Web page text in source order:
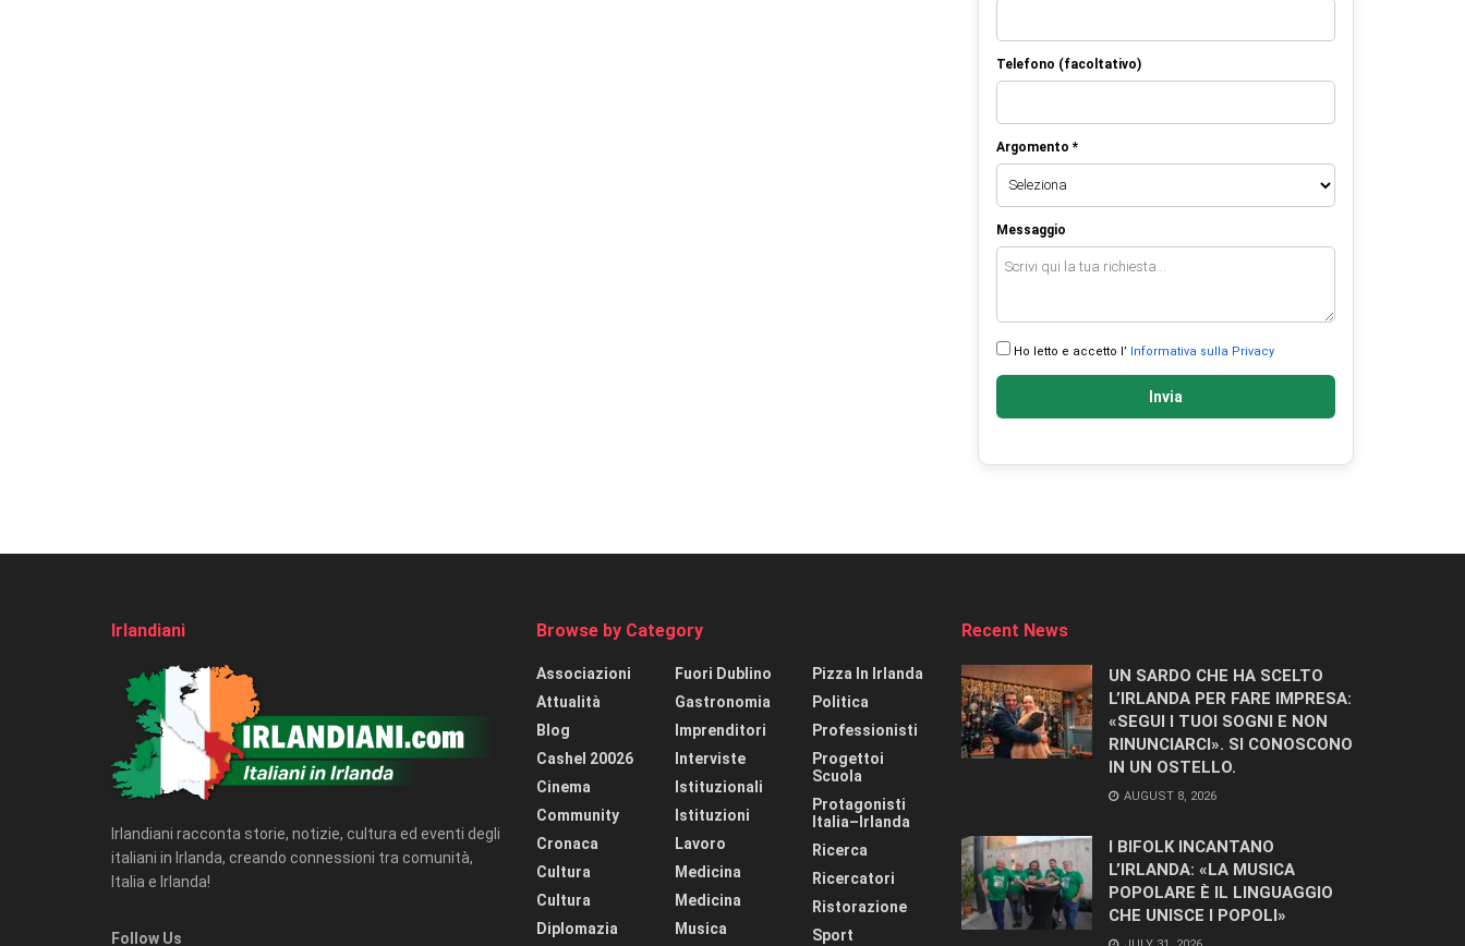
Telefono (facoltativo)
Argomento *
Messaggio
Ho letto e accetto l’ Informativa sulla Privacy
Invia
Irlandiani
Irlandiani racconta storie, notizie, cultura ed eventi degli
italiani in Irlanda, creando connessioni tra comunità,
Italia e Irlanda!
Follow Us
Browse by Category
Associazioni
Attualità
Blog
Cashel 20026
Cinema
Community
Cronaca
Cultura
Cultura
Diplomazia
Fuori Dublino
Gastronomia
Imprenditori
Interviste
Istituzionali
Istituzioni
Lavoro
Medicina
Medicina
Musica
Pizza In Irlanda
Politica
Professionisti
Progettoi
Scuola
Protagonisti
Italia–Irlanda
Ricerca
Ricercatori
Ristorazione
Sport
Recent News
UN SARDO CHE HA SCELTO
L’IRLANDA PER FARE IMPRESA:
«SEGUI I TUOI SOGNI E NON
RINUNCIARCI». SI CONOSCONO
IN UN OSTELLO.
AUGUST 8, 2026
I BIFOLK INCANTANO
L’IRLANDA: «LA MUSICA
POPOLARE È IL LINGUAGGIO
CHE UNISCE I POPOLI»